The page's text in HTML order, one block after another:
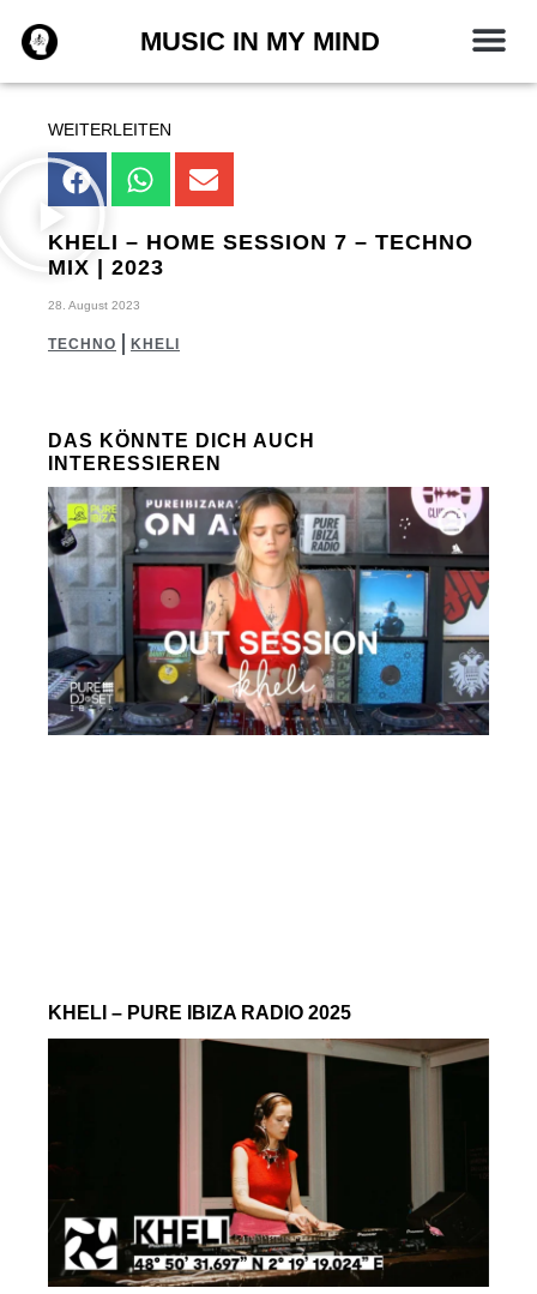
Inhalt
springen
MUSIC IN MY MIND
WEITERLEITEN
KHELI – HOME SESSION 7 – TECHNO
MIX | 2023
28. August 2023
TECHNO KHELI
DAS KÖNNTE DICH AUCH
INTERESSIEREN
KHELI – PURE IBIZA RADIO 2025